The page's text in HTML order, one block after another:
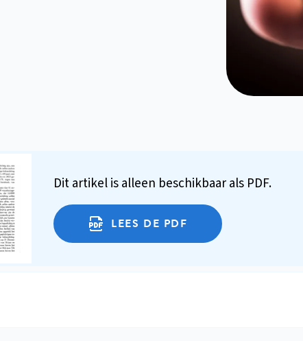
Dit artikel is alleen beschikbaar als PDF.
LEES DE PDF